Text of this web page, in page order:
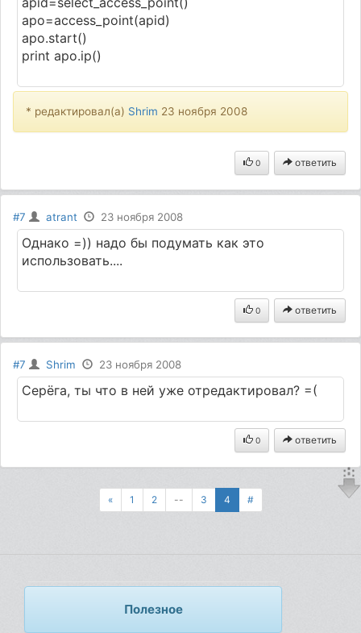
apo=access_point(apid)
apo.start()
print apo.ip()
* редактировал(а) Shrim 23 ноября 2008
0 ответить
#7 atrant 23 ноября 2008
Однако =)) надо бы подумать как это
использовать....
0 ответить
#7 Shrim 23 ноября 2008
Серёга, ты что в ней уже отредактировал? =(
0 ответить
« 1 2 -- 3 4 #
Полезное